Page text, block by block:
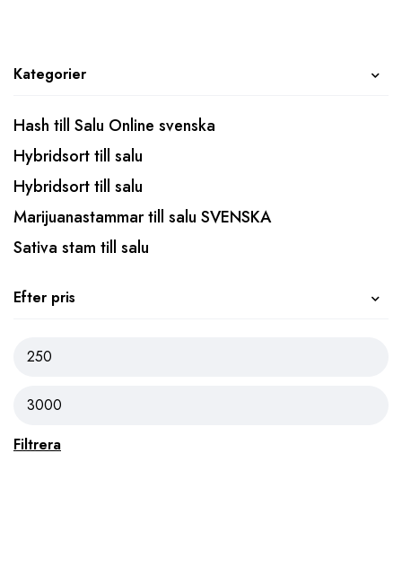
Kategorier
Hash till Salu Online svenska
Hybridsort till salu
Hybridsort till salu
Marijuanastammar till salu SVENSKA
Sativa stam till salu
Efter pris
Filtrera